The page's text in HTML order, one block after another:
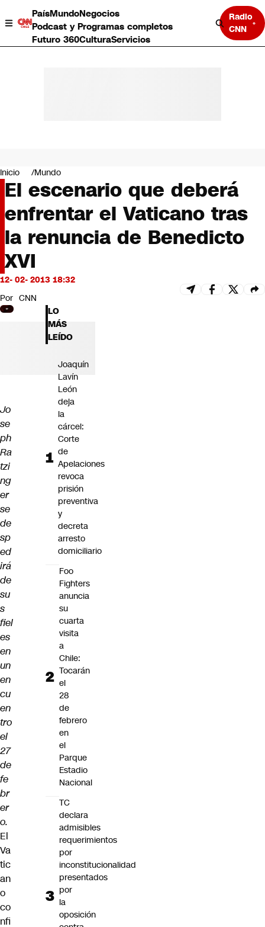
PaísMundoNegocios
Podcast y Programas completos
Futuro 360CulturaServicios
Radio
CNN
Negocios
Deportes
Programas completos
Cultura
Servicios
Bits
CNN tiempo
Futuro 360
Inicio Mundo
El escenario que deberá
enfrentar el Vaticano tras
la renuncia de Benedicto
XVI
12- 02- 2013 18:32
Por CNN
Jo
se
ph
Ra
tzi
ng
er
se
de
sp
ed
irá
de
su
s
fiel
es
en
un
en
cu
en
tro
el
27
de
fe
br
er
o.
El
Va
tic
an
o
co
nfi
LO
MÁS
LEÍDO
Joaquín
Lavín
León
deja
la
cárcel:
Corte
de
Apelaciones
revoca
prisión
preventiva
y
decreta
arresto
domiciliario
Foo
Fighters
anuncia
su
cuarta
visita
a
Chile:
Tocarán
el
28
de
febrero
en
el
Parque
Estadio
Nacional
TC
declara
admisibles
requerimientos
por
inconstitucionalidad
presentados
por
la
oposición